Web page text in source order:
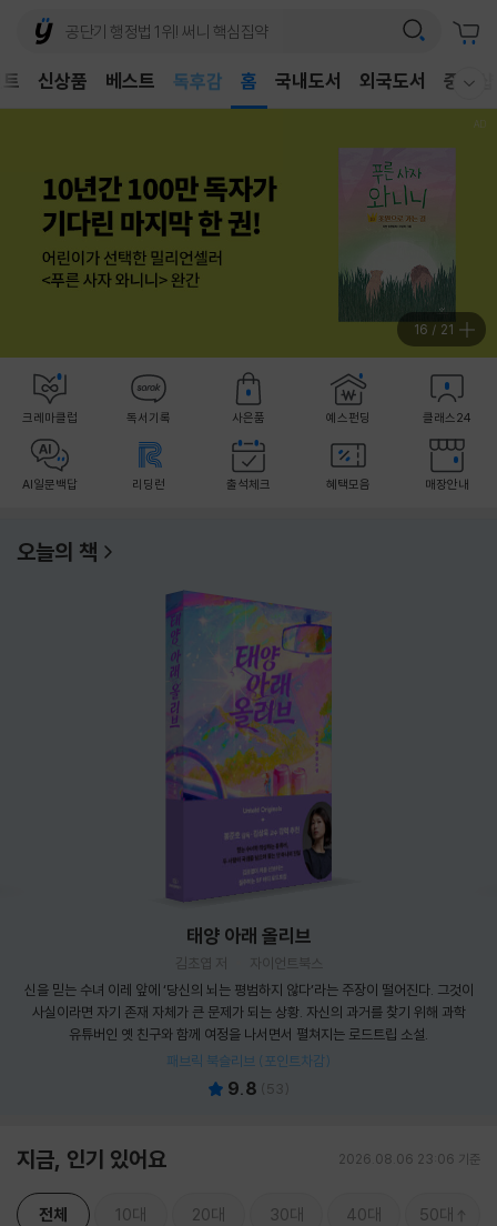
신상품 베스트
독후감
어린이
홈 국내도서 외국도서 중고샵
17 / 21
크레마클럽 독서기록 사은품 예스펀딩 클래스24
AI일문백답 리딩런 출석체크 혜택모음 매장안내
오늘의 책
태양 아래 올리브
김초엽 저
자이언트북스
신을 믿는 수녀 이레 앞에 ‘당신의 뇌는 평범하지 않다’라는 주장이 떨어진다. 그것이
사실이라면 자기 존재 자체가 큰 문제가 되는 상황. 자신의 과거를 찾기 위해 과학
유튜버인 옛 친구와 함께 여정을 나서면서 펼쳐지는 로드트립 소설.
패브릭 북슬리브 (포인트차감)
9.8 (53)
지금, 인기 있어요 2026.08.06 23:06 기준
전체 10대 20대 30대 40대 50대